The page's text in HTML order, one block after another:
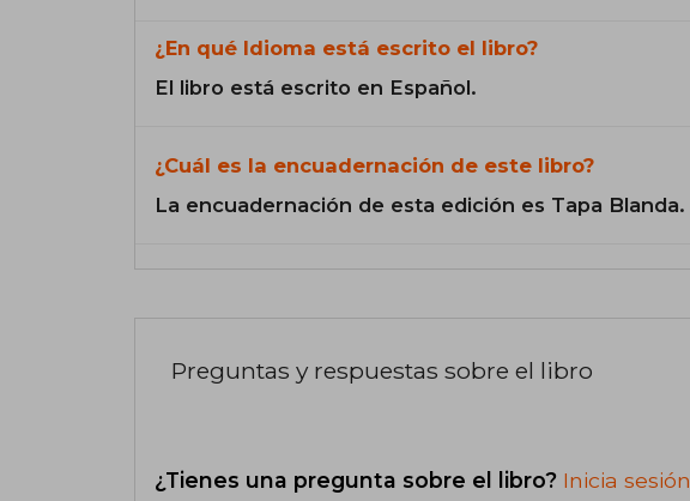
¿En qué Idioma está escrito el libro?
El libro está escrito en Español.
¿Cuál es la encuadernación de este libro?
La encuadernación de esta edición es Tapa Blanda.
Preguntas y respuestas sobre el libro
¿Tienes una pregunta sobre el libro? Inicia sesión